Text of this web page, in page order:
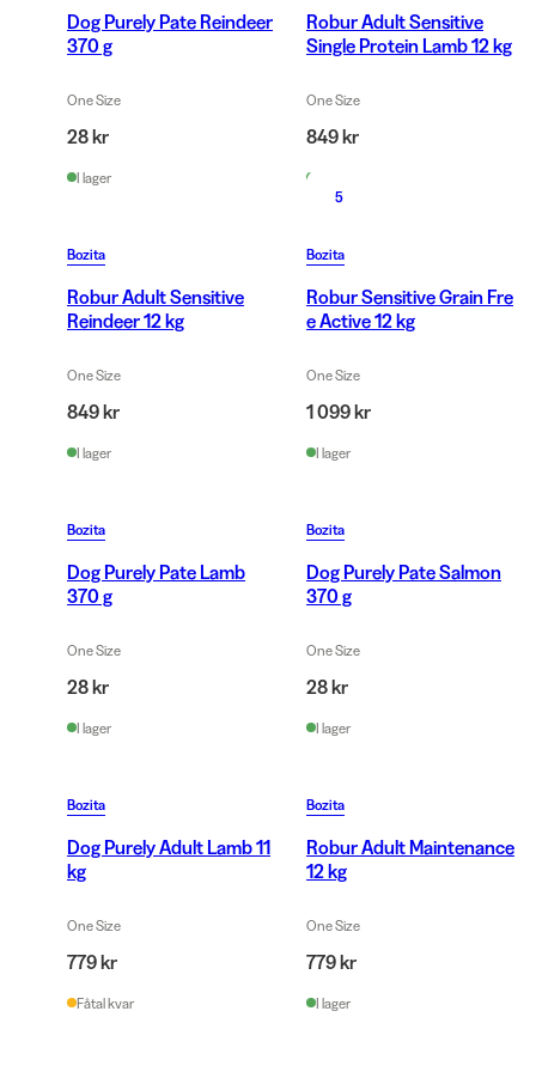
Dog Purely Pate Reindeer
370 g
One Size
28 kr
I lager
Robur Adult Sensitive
Single Protein Lamb 12 kg
One Size
849 kr
Bozita
Robur Adult Sensitive
Reindeer 12 kg
One Size
849 kr
I lager
5
Bozita
Robur Sensitive Grain Fre
e Active 12 kg
One Size
1 099 kr
I lager
Bozita
Dog Purely Pate Lamb
370 g
One Size
28 kr
I lager
Bozita
Dog Purely Pate Salmon
370 g
One Size
28 kr
I lager
Bozita
Dog Purely Adult Lamb 11
kg
One Size
779 kr
Fåtal kvar
Bozita
Robur Adult Maintenance
12 kg
One Size
779 kr
I lager